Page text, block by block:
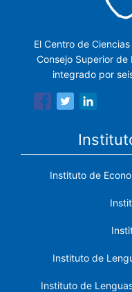
El Centro de
Consejo Superior
integrado por
Instituto de
Instituto de
Instituto de